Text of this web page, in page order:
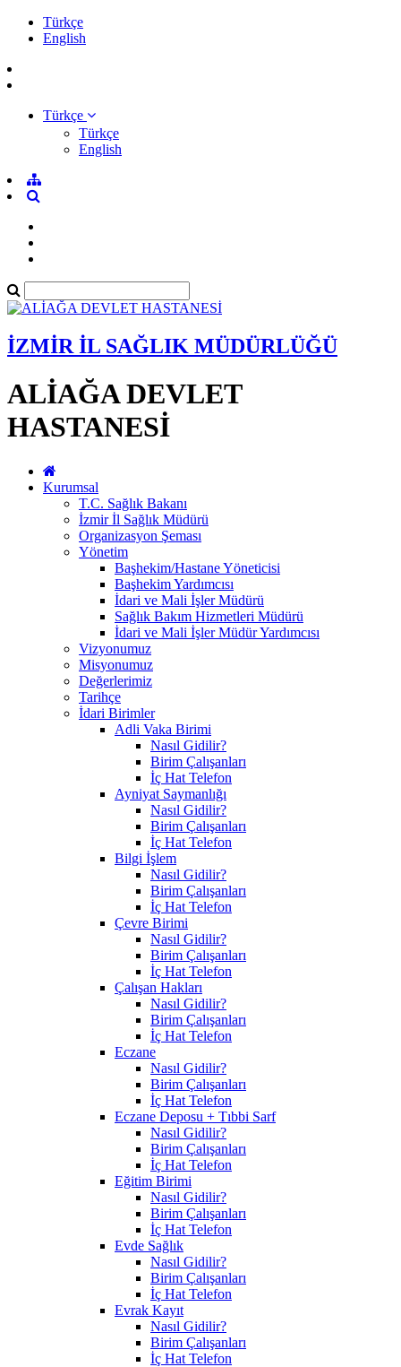
Türkçe
English
Türkçe
Türkçe
English
İZMİR İL SAĞLIK MÜDÜRLÜĞÜ
ALİAĞA DEVLET
HASTANESİ
Kurumsal
T.C. Sağlık Bakanı
İzmir İl Sağlık Müdürü
Organizasyon Şeması
Yönetim
Başhekim/Hastane Yöneticisi
Başhekim Yardımcısı
İdari ve Mali İşler Müdürü
Sağlık Bakım Hizmetleri Müdürü
İdari ve Mali İşler Müdür Yardımcısı
Vizyonumuz
Misyonumuz
Değerlerimiz
Tarihçe
İdari Birimler
Adli Vaka Birimi
Nasıl Gidilir?
Birim Çalışanları
İç Hat Telefon
Ayniyat Saymanlığı
Nasıl Gidilir?
Birim Çalışanları
İç Hat Telefon
Bilgi İşlem
Nasıl Gidilir?
Birim Çalışanları
İç Hat Telefon
Çevre Birimi
Nasıl Gidilir?
Birim Çalışanları
İç Hat Telefon
Çalışan Hakları
Nasıl Gidilir?
Birim Çalışanları
İç Hat Telefon
Eczane
Nasıl Gidilir?
Birim Çalışanları
İç Hat Telefon
Eczane Deposu + Tıbbi Sarf
Nasıl Gidilir?
Birim Çalışanları
İç Hat Telefon
Eğitim Birimi
Nasıl Gidilir?
Birim Çalışanları
İç Hat Telefon
Evde Sağlık
Nasıl Gidilir?
Birim Çalışanları
İç Hat Telefon
Evrak Kayıt
Nasıl Gidilir?
Birim Çalışanları
İç Hat Telefon